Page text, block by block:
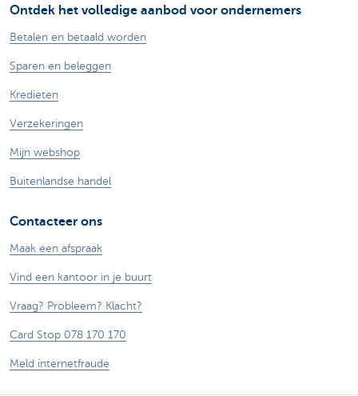
Ontdek het volledige aanbod voor ondernemers
Betalen en betaald worden
Sparen en beleggen
Kredieten
Verzekeringen
Mijn webshop
Buitenlandse handel
Contacteer ons
Maak een afspraak
Vind een kantoor in je buurt
Vraag? Probleem? Klacht?
Card Stop 078 170 170
Meld internetfraude